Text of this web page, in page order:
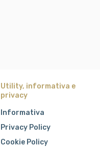
Utility, informativa e
privacy
Informativa
Privacy Policy
Cookie Policy